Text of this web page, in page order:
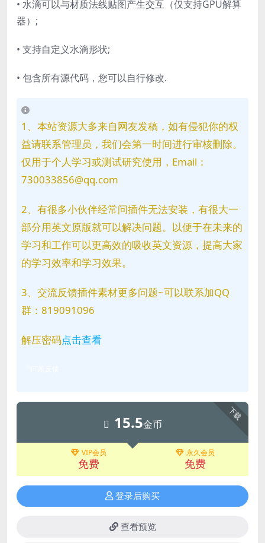
• 水滴可以与材质法线贴图产生交互（仅支持GPU解算
器）;
• 支持自定义水滴形状;
• 包含所有源代码，您可以自行修改.
1、本站资源大多来自网友发稿，如有侵犯你的权
益请联系管理员，我们会第一时间进行审核删除。
仅用于个人学习或测试研究使用，Email：
730033856@qq.com
2、有很多小伙伴经常问插件无法安装，有很大一
部分用英文原版就可以解决问题。以便于在未来的
学习和工作可以更高效的吸收英文资源，提高大家
的学习效率和学习效果。
3、交流反馈插件素材更多问题~可以联系加QQ
群：819091096
解压密码点击查看
下载
15.5金币
VIP会员
免费
永久会员
免费
登录后购买
查看预览